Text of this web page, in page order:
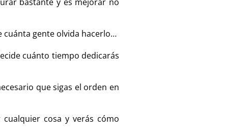
cuánta gente olvida hacerlo…
cuánto tiempo dedicarás
que sigas el orden en
cosa y verás cómo